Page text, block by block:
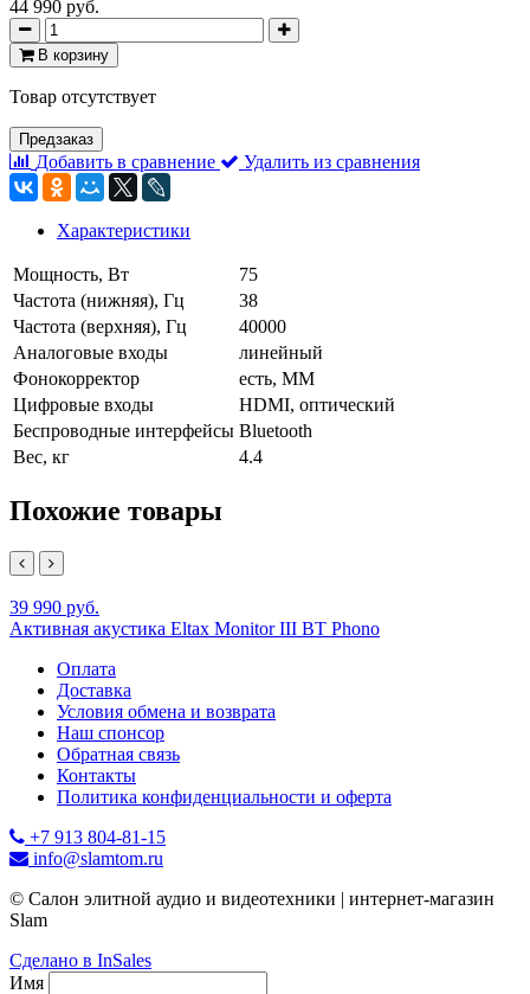
44 990 руб.
В корзину
Товар отсутствует
Предзаказ
Добавить в сравнение Удалить из сравнения
Характеристики
Мощность, Вт
75
Частота (нижняя), Гц
38
Частота (верхняя), Гц
40000
Аналоговые входы
линейный
Фонокорректор
есть, MM
Цифровые входы
HDMI, оптический
Беспроводные интерфейсы Bluetooth
Вес, кг
4.4
Похожие товары
39 990 руб.
Активная акустика Eltax Monitor III BT Phono
Оплата
Доставка
Условия обмена и возврата
Наш спонсор
Обратная связь
Контакты
Политика конфиденциальности и оферта
+7 913 804-81-15
info@slamtom.ru
© Салон элитной аудио и видеотехники | интернет-магазин
Slam
Сделано в InSales
Имя